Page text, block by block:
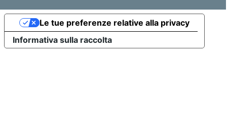
Informativa sulla raccolta
Le tue preferenze relative alla privacy